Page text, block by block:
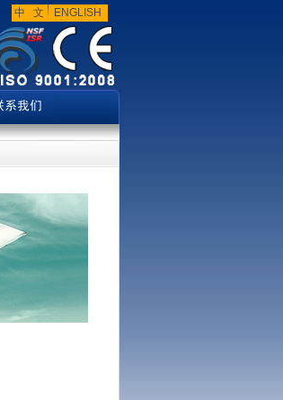
中 文 ENGLISH